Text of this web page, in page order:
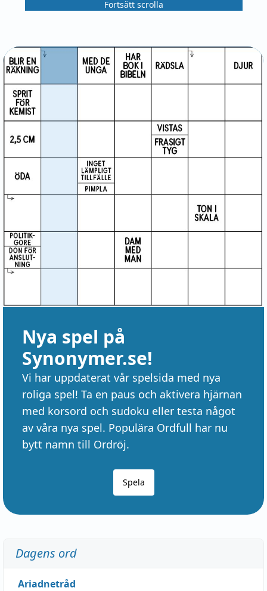
Fortsätt scrolla
Nya spel på
Synonymer.se!
Vi har uppdaterat vår spelsida med nya
roliga spel! Ta en paus och aktivera hjärnan
med korsord och sudoku eller testa något
av våra nya spel. Populära Ordfull har nu
bytt namn till Ordröj.
Spela
Dagens ord
Ariadnetråd